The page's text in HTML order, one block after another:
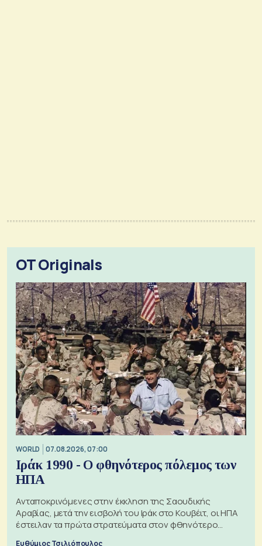
OT Originals
WORLD 07.08.2026, 07:00
Ιράκ 1990 - Ο φθηνότερος πόλεμος των
ΗΠΑ
Ανταποκρινόμενες στην έκκληση της Σαουδικής
Αραβίας, μετά την εισβολή του Ιράκ στο Κουβέιτ, οι ΗΠΑ
έστειλαν τα πρώτα στρατεύματα στον φθηνότερο
Ευθύμιος Τσιλιόπουλος